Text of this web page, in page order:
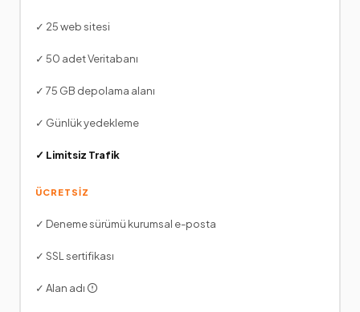
✓ 25 web sitesi
✓ 50 adet Veritabanı
✓ 75 GB depolama alanı
✓ Günlük yedekleme
✓ Limitsiz Trafik
ÜCRETSİZ
✓ Deneme sürümü kurumsal e-posta
✓ SSL sertifikası
✓ Alan adı